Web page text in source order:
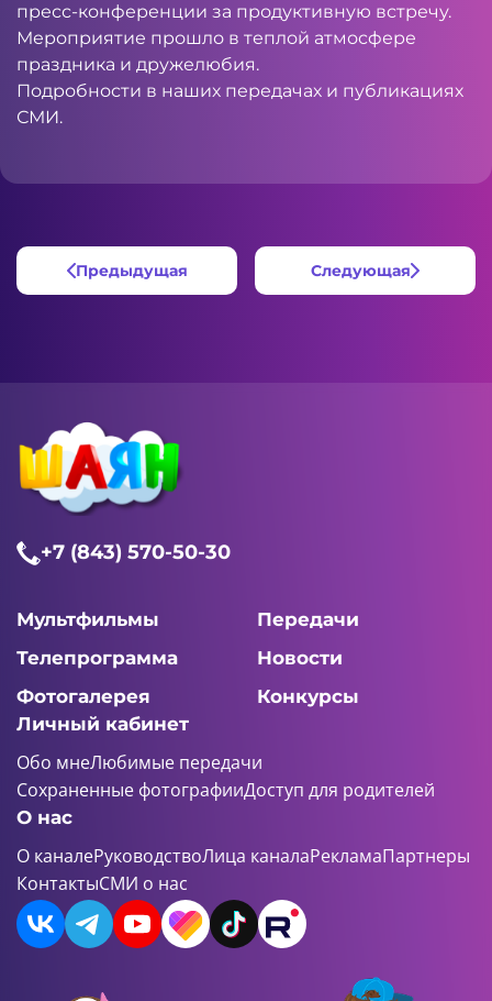
пресс-конференции за продуктивную встречу.
Мероприятие прошло в теплой атмосфере
праздника и дружелюбия.
Подробности в наших передачах и публикациях
СМИ.
Предыдущая Следующая
+7 (843) 570-50-30
Мультфильмы
Передачи
Телепрограмма
Новости
Фотогалерея
Конкурсы
Личный кабинет
Обо мнеЛюбимые передачи
Сохраненные фотографииДоступ для родителей
О нас
О каналеРуководствоЛица каналаРекламаПартнеры
КонтактыСМИ о нас